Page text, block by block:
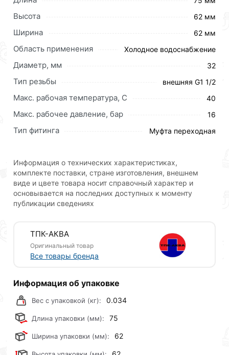
Муфта компрессионная с внутренней трубной
резьбой. Предназначена, для возможности легкого
перехода со стального трубопровода на
трубных резьб. Кроме этого муфта компрессионная с
внутренней резьбой может учувствовать в
строительстве различных комбинаций отводов и
разветвлений с применением других
компрессионных ПНД фитингов.
Для приобретения данной позиции, кликните
мышкой«Добавить в корзину»
или нажмите на
кнопку«Быстрый заказ»
. Также можете оформить
Условия доставки и цены на товар Муфта с наружной
резьбой 32х1/2 ТПК-АКВА 50033212 действительны
в Москве и области.
заказ и свяжутся с Вами для согласования условий
доставки или самовывоза.Перед оформлением
Высота 62 мм
Ширина 62 мм
Область применения Холодное водоснабжение
Диаметр, мм 32
Тип резьбы внешняя G1 1/2
Макс. рабочая температура, C 40
Макс. рабочее давление, бар 16
Тип фитинга Муфта переходная
Информация о технических характеристиках,
комплекте поставки, стране изготовления, внешнем
виде и цвете товара носит справочный характер и
основывается на последних доступных к моменту
публикации сведениях
ТПК-АКВА
Оригинальный товар
Все товары бренда
Информация об упаковке
Вес с упаковкой (кг): 0.034
Длина упаковки (мм): 75
Ширина упаковки (мм): 62